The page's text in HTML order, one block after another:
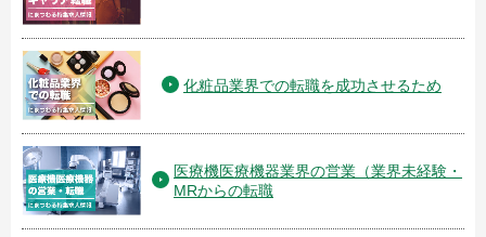
化粧品業界での転職を成功させるため
医療機医療機器業界の営業（業界未経験・
MRからの転職